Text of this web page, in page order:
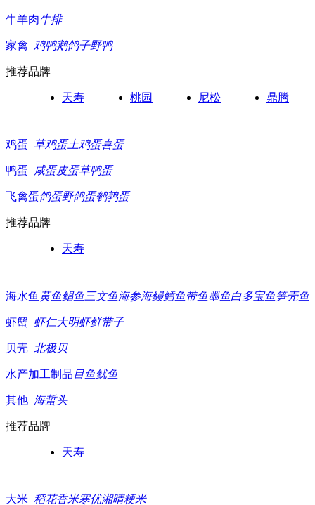
牛羊肉牛排
家禽 鸡鸭鹅鸽子野鸭
推荐品牌
天寿 桃园 尼松 鼎腾
鸡蛋 草鸡蛋土鸡蛋喜蛋
鸭蛋 咸蛋皮蛋草鸭蛋
飞禽蛋鸽蛋野鸽蛋鹌鹑蛋
推荐品牌
天寿
海水鱼 黄鱼鲳鱼 三文鱼海参海鳗鳕鱼带鱼墨鱼白多宝鱼笋壳鱼
虾蟹 虾仁大明虾鲜带子
贝壳 北极贝
水产加工制品目鱼鱿鱼
其他 海蜇头
推荐品牌
天寿
大米 稻花香米寒优湘晴粳米